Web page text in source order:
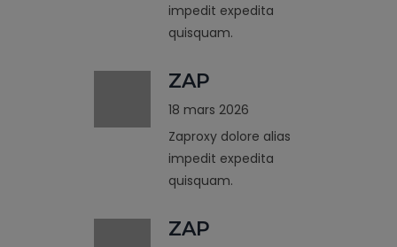
impedit expedita
quisquam.
ZAP
18 mars 2026
Zaproxy dolore alias
impedit expedita
quisquam.
ZAP